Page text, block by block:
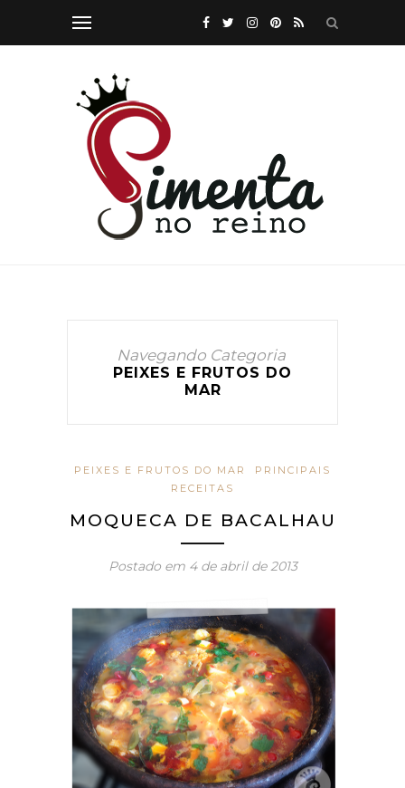
Navegando Categoria
PEIXES E FRUTOS DO
MAR
PEIXES E FRUTOS DO MAR
PRINCIPAIS
RECEITAS
MOQUECA DE BACALHAU
Postado em 4 de abril de 2013